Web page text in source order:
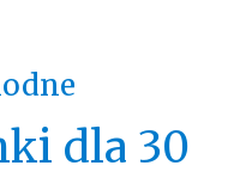
dla 30